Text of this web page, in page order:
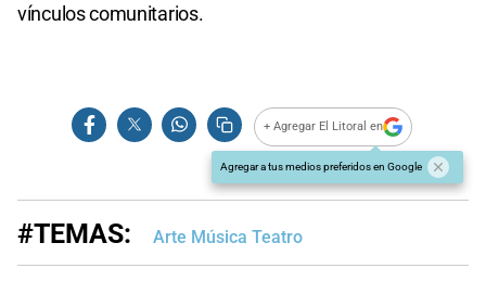
vínculos comunitarios.
+ Agregar El Litoral en
Agregar a tus medios preferidos en Google
#TEMAS: Arte Música Teatro